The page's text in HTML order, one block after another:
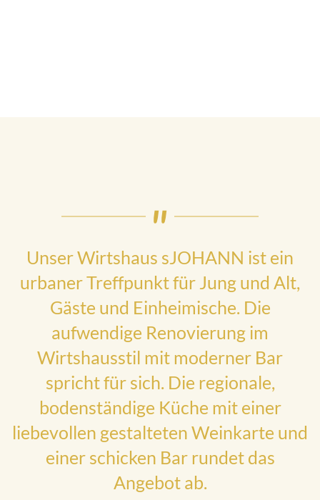
Unser Wirtshaus sJOHANN ist ein
urbaner Treffpunkt für Jung und Alt,
Gäste und Einheimische. Die
aufwendige Renovierung im
Wirtshausstil mit moderner Bar
spricht für sich. Die regionale,
bodenständige Küche mit einer
liebevollen gestalteten Weinkarte und
einer schicken Bar rundet das
Angebot ab.